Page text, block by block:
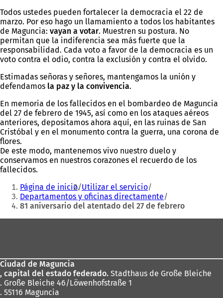
Todos ustedes pueden fortalecer la democracia el 22 de
marzo. Por eso hago un llamamiento a todos los habitantes
de Maguncia: vayan a votar. Muestren su postura. No
permitan que la indiferencia sea más fuerte que la
responsabilidad. Cada voto a favor de la democracia es un
voto contra el odio, contra la exclusión y contra el olvido.
Estimadas señoras y señores, mantengamos la unión y
defendamos la paz y la convivencia.
En memoria de los fallecidos en el bombardeo de Maguncia
del 27 de febrero de 1945, así como en los ataques aéreos
anteriores, depositamos ahora aquí, en las ruinas de San
Cristóbal y en el monumento contra la guerra, una corona de
flores.
De este modo, mantenemos vivo nuestro duelo y
conservamos en nuestros corazones el recuerdo de los
fallecidos.
Estás
aquí:
Página de inicio Utilizar el servicio
Departamentos y oficinas directamente
81 aniversario del atentado del 27 de febrero
pies
Ciudad de Maguncia
, capital del estado federado. Stadthaus de Große Bleiche
. Große Bleiche 46/Löwenhofstraße 1
. 55116 Maguncia